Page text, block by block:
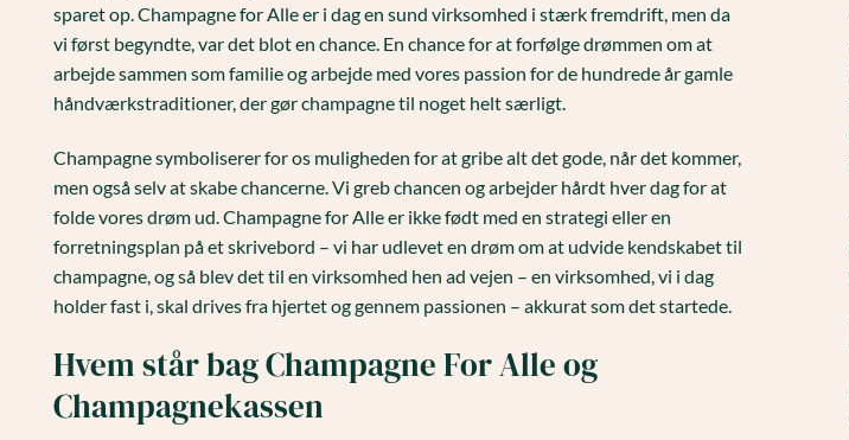
sparet op. Champagne for Alle er i dag en sund virksomhed i stærk fremdrift, men da
vi først begyndte, var det blot en chance. En chance for at forfølge drømmen om at
arbejde sammen som familie og arbejde med vores passion for de hundrede år gamle
håndværkstraditioner, der gør champagne til noget helt særligt.
Champagne symboliserer for os muligheden for at gribe alt det gode, når det kommer,
men også selv at skabe chancerne. Vi greb chancen og arbejder hårdt hver dag for at
folde vores drøm ud. Champagne for Alle er ikke født med en strategi eller en
forretningsplan på et skrivebord – vi har udlevet en drøm om at udvide kendskabet til
champagne, og så blev det til en virksomhed hen ad vejen – en virksomhed, vi i dag
holder fast i, skal drives fra hjertet og gennem passionen – akkurat som det startede.
Hvem står bag Champagne For Alle og
Champagnekassen